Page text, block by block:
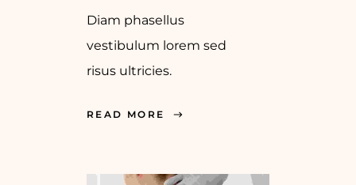
Diam phasellus
vestibulum lorem sed
risus ultricies.
READ MORE